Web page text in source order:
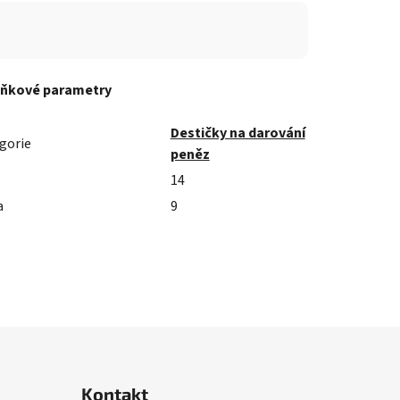
parametry
Destičky na darování
peněz
14
9
Kontakt